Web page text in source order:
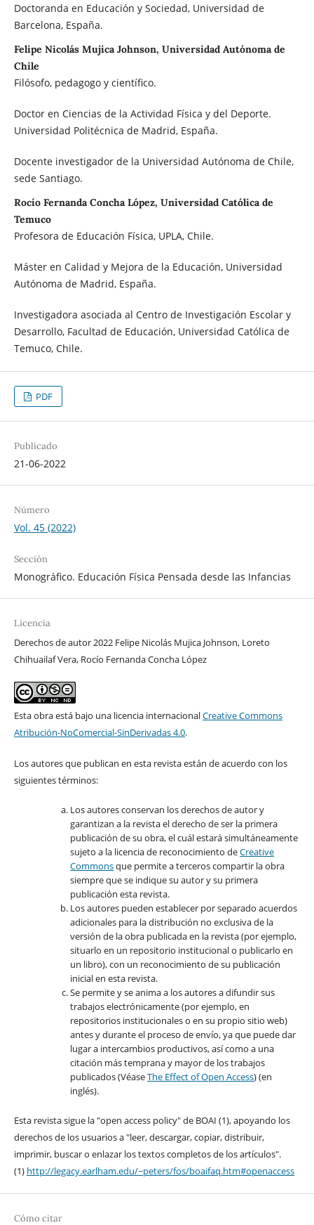
Doctoranda en Educación y Sociedad, Universidad de
Barcelona, España.
Felipe Nicolás Mujica Johnson, Universidad Autónoma de
Chile
Filósofo, pedagogo y científico.
Doctor en Ciencias de la Actividad Física y del Deporte.
Universidad Politécnica de Madrid, España.
Docente investigador de la Universidad Autónoma de Chile,
sede Santiago.
Rocío Fernanda Concha López, Universidad Católica de
Temuco
Profesora de Educación Física, UPLA, Chile.
Máster en Calidad y Mejora de la Educación, Universidad
Autónoma de Madrid, España.
Investigadora asociada al Centro de Investigación Escolar y
Desarrollo, Facultad de Educación, Universidad Católica de
Temuco, Chile.
PDF
Publicado
21-06-2022
Número
Vol. 45 (2022)
Sección
Monográfico. Educación Física Pensada desde las Infancias
Licencia
Derechos de autor 2022 Felipe Nicolás Mujica Johnson, Loreto
Chihuailaf Vera, Rocío Fernanda Concha López
Esta obra está bajo una licencia internacionalCreative Commons
Atribución-NoComercial-SinDerivadas 4.0.
Los autores que publican en esta revista están de acuerdo con los
siguientes términos:
Los autores conservan los derechos de autor y
garantizan a la revista el derecho de ser la primera
publicación de su obra, el cuál estará simultáneamente
sujeto a la licencia de reconocimiento deCreative
Commonsque permite a terceros compartir la obra
siempre que se indique su autor y su primera
publicación esta revista.
Los autores pueden establecer por separado acuerdos
adicionales para la distribución no exclusiva de la
versión de la obra publicada en la revista (por ejemplo,
situarlo en un repositorio institucional o publicarlo en
un libro), con un reconocimiento de su publicación
inicial en esta revista.
Se permite y se anima a los autores a difundir sus
trabajos electrónicamente (por ejemplo, en
repositorios institucionales o en su propio sitio web)
antes y durante el proceso de envío, ya que puede dar
lugar a intercambios productivos, así como a una
citación más temprana y mayor de los trabajos
publicados (VéaseThe Effect of Open Access) (en
inglés).
Esta revista sigue la "open access policy" de BOAI (1), apoyando los
derechos de los usuarios a "leer, descargar, copiar, distribuir,
imprimir, buscar o enlazar los textos completos de los artículos".
(1) http://legacy.earlham.edu/~peters/fos/boaifaq.htm#openaccess
Cómo citar